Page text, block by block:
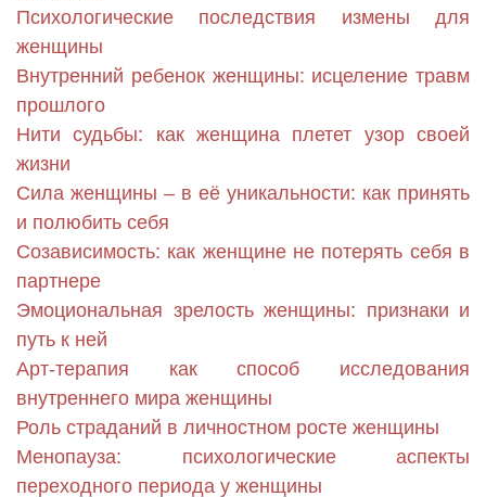
Психологические последствия измены для
женщины
Внутренний ребенок женщины: исцеление травм
прошлого
Нити судьбы: как женщина плетет узор своей
жизни
Сила женщины – в её уникальности: как принять
и полюбить себя
Созависимость: как женщине не потерять себя в
партнере
Эмоциональная зрелость женщины: признаки и
путь к ней
Арт-терапия как способ исследования
внутреннего мира женщины
Роль страданий в личностном росте женщины
Менопауза: психологические аспекты
переходного периода у женщины